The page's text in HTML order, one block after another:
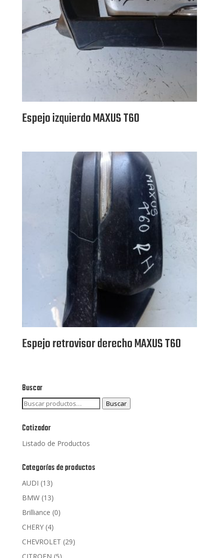
Espejo izquierdo MAXUS T60
Espejo retrovisor derecho MAXUS T60
Buscar
Buscar
Buscar
Cotizador
Listado de Productos
Categorías de productos
AUDI (13)
BMW (13)
Brilliance (0)
CHERY (4)
CHEVROLET (29)